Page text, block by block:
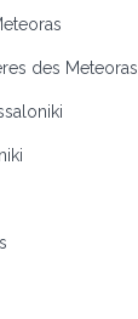
des Meteoras